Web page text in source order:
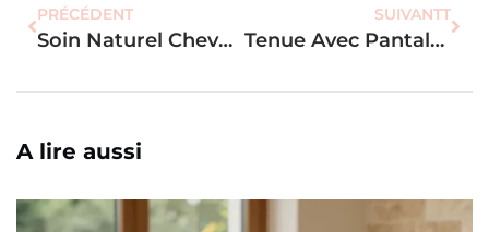
PRÉCÉDENT
Soin Naturel Cheveux Secs : Les 7 Recettes Maison Pour Une Hydratation Efficace
SUIVANTT
Tenue Avec Pantalon Bleu Marine Femme : Les 10 Idées Pour Un Look Moderne
A lire aussi